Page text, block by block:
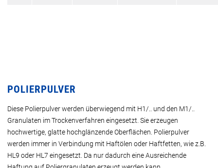
POLIERPULVER
Diese Polierpulver werden überwiegend mit H1/.. und den M1/..
Granulaten im Trockenverfahren eingesetzt. Sie erzeugen
hochwertige, glatte hochglänzende Oberflächen. Polierpulver
werden immer in Verbindung mit Haftölen oder Haftfetten, wie z.B.
HL9 oder HL7 eingesetzt. Da nur dadurch eine Ausreichende